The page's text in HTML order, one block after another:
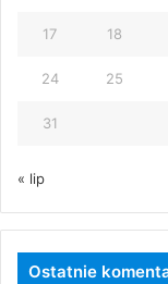
17 18
24 25
31
« lip
Ostatnie